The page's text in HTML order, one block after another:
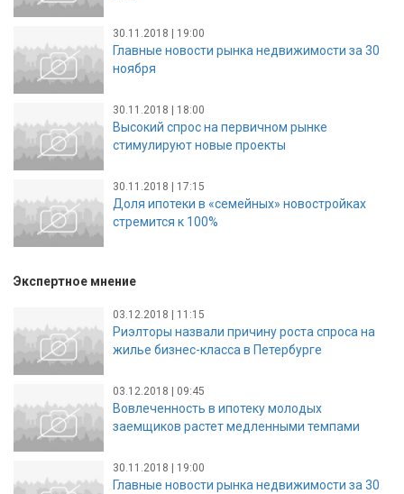
30.11.2018 | 19:00
Главные новости рынка недвижимости за 30
ноября
30.11.2018 | 18:00
Высокий спрос на первичном рынке
стимулируют новые проекты
30.11.2018 | 17:15
Доля ипотеки в «семейных» новостройках
стремится к 100%
Экспертное мнение
03.12.2018 | 11:15
Риэлторы назвали причину роста спроса на
жилье бизнес-класса в Петербурге
03.12.2018 | 09:45
Вовлеченность в ипотеку молодых
заемщиков растет медленными темпами
30.11.2018 | 19:00
Главные новости рынка недвижимости за 30